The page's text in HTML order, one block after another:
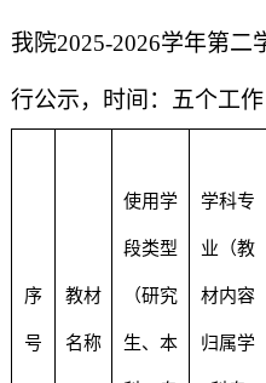
我院2025-2026学年第二
行公示，时间：五个工作
序
号
教材
名称
使用学
段类型
（研究
生、本
学科专
业（教
材内容
归属学